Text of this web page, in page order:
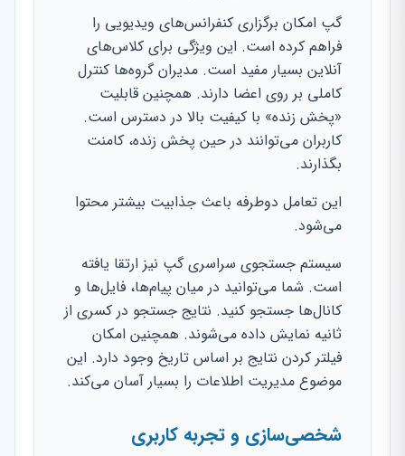
گپ امکان برگزاری کنفرانس‌های ویدیویی را
فراهم کرده است. این ویژگی برای کلاس‌های
آنلاین بسیار مفید است. مدیران گروه‌ها کنترل
کاملی بر روی اعضا دارند. همچنین قابلیت
«پخش زنده» با کیفیت بالا در دسترس است.
کاربران می‌توانند در حین پخش زنده، کامنت
بگذارند.
این تعامل دوطرفه باعث جذابیت بیشتر محتوا
می‌شود.
سیستم جستجوی سراسری گپ نیز ارتقا یافته
است. شما می‌توانید در میان پیام‌ها، فایل‌ها و
کانال‌ها جستجو کنید. نتایج جستجو در کسری از
ثانیه نمایش داده می‌شوند. همچنین امکان
فیلتر کردن نتایج بر اساس تاریخ وجود دارد. این
موضوع مدیریت اطلاعات را بسیار آسان می‌کند.
شخصی‌سازی و تجربه کاربری